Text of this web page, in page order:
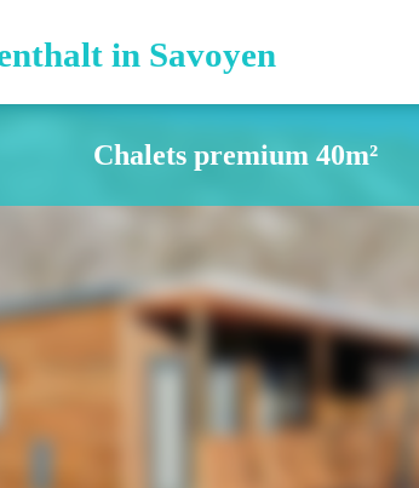
in Savoyen
Chalets premium 40m²